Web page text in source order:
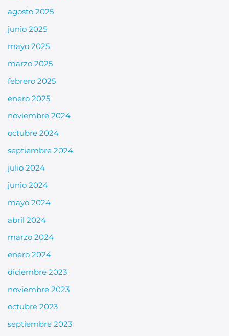
agosto 2025
junio 2025
mayo 2025
marzo 2025
febrero 2025
enero 2025
noviembre 2024
octubre 2024
septiembre 2024
julio 2024
junio 2024
mayo 2024
abril 2024
marzo 2024
enero 2024
diciembre 2023
noviembre 2023
octubre 2023
septiembre 2023